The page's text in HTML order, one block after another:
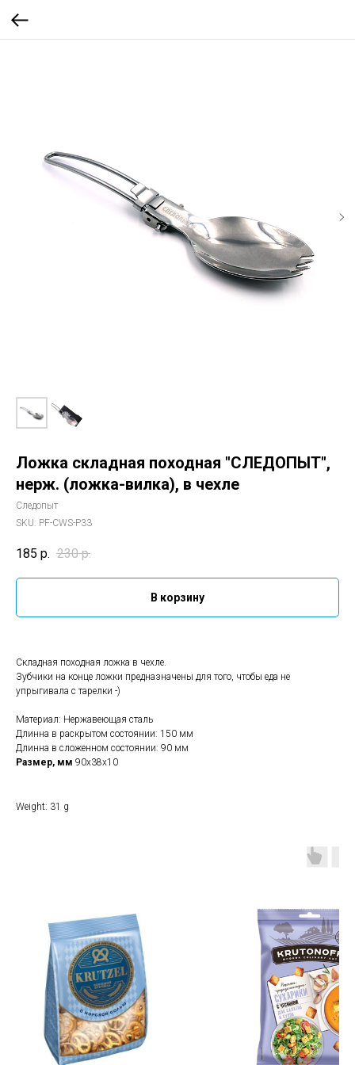
Ложка складная походная "СЛЕДОПЫТ",
нерж. (ложка-вилка), в чехле
Следопыт
SKU: PF-CWS-P33
185 р. 230 р.
В корзину
Складная походная ложка в чехле.
Зубчики на конце ложки предназначены для того, чтобы еда не
упрыгивала с тарелки -)
Материал: Нержавеющая сталь
Длинна в раскрытом состоянии: 150 мм
Длинна в сложенном состоянии: 90 мм
Размер, мм 90x38x10
Weight: 31 g